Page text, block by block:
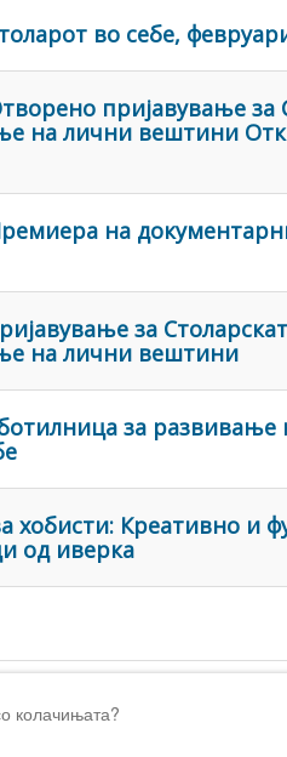
во себе,
пријавување за
на лични вештини
на
за
на лични вештини
за
хобисти: Креативно и
од иверка
колачињата?